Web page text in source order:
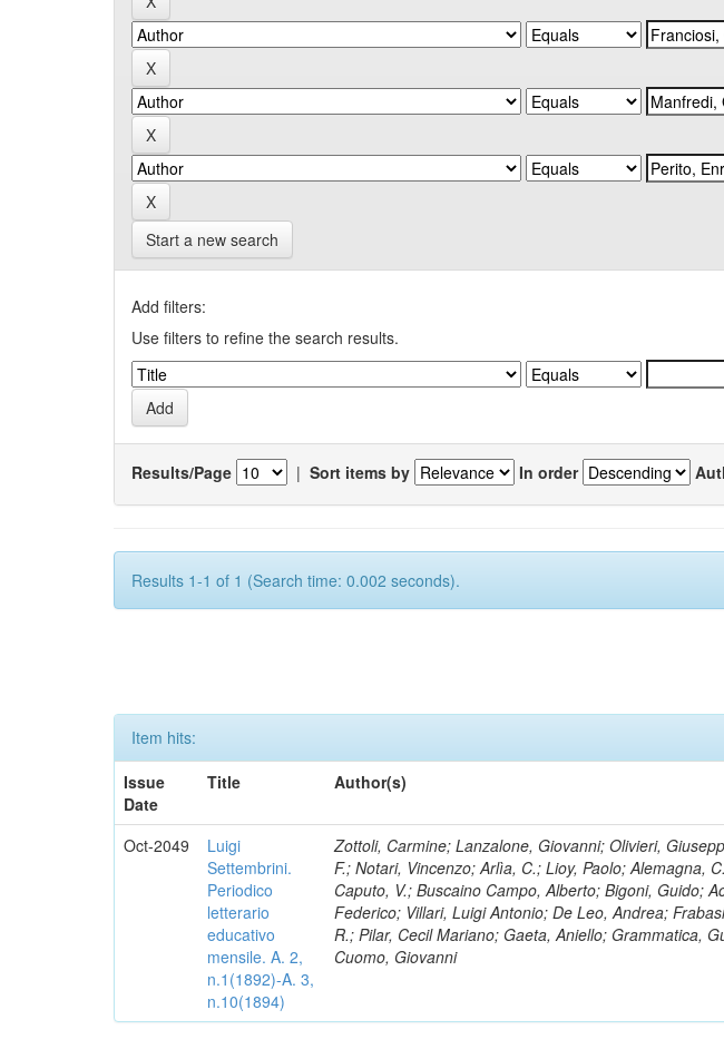
Start a new search
Add filters:
Use filters to refine the search results.
Results/Page | Sort items by In order
Results 1-1 of 1 (Search time: 0.002 seconds).
Item hits:
Issue
Date
Title Author(s)
Oct-2049
Luigi
Settembrini.
Periodico
letterario
educativo
mensile. A. 2,
n.1(1892)-A. 3,
n.10(1894)
Zottoli, Carmine; Lanzalone, Giovanni; Olivieri,
F.; Notari, Vincenzo; Arlìa, C.; Lioy, Paolo; Alemagna,
Caputo, V.; Buscaino Campo, Alberto; Bigoni, Guido;
Federico; Villari, Luigi Antonio; De Leo, Andrea;
R.; Pilar, Cecil Mariano; Gaeta, Aniello; Grammatica,
Cuomo, Giovanni